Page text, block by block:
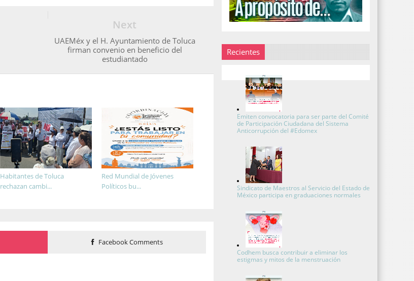
Next
UAEMéx y el H. Ayuntamiento de Toluca
firman convenio en beneficio del
estudiantado
Red Mundial de Jóvenes
Políticos bu...
Habitantes de Toluca
rechazan cambi...
Facebook Comments
Recientes
Emiten convocatoria para ser parte del Comité
de Participación Ciudadana del Sistema
Anticorrupción del #Edomex
Sindicato de Maestros al Servicio del Estado de
México participa en graduaciones normales
Codhem busca contribuir a eliminar los
estigmas y mitos de la menstruación